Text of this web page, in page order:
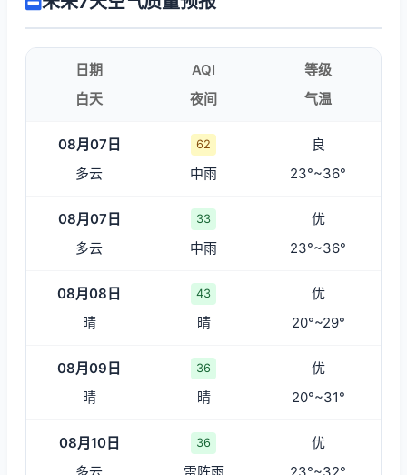
日期 AQI
等级
白天
夜间 气温
08月07日 62
良
多云
中雨 23°~36°
08月07日 33
优
多云
中雨 23°~36°
08月08日 43
优
晴
晴 20°~29°
08月09日 36
优
晴
晴 20°~31°
08月10日 36
优